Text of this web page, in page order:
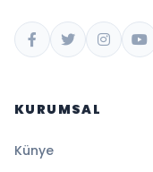
KURUMSAL
Künye